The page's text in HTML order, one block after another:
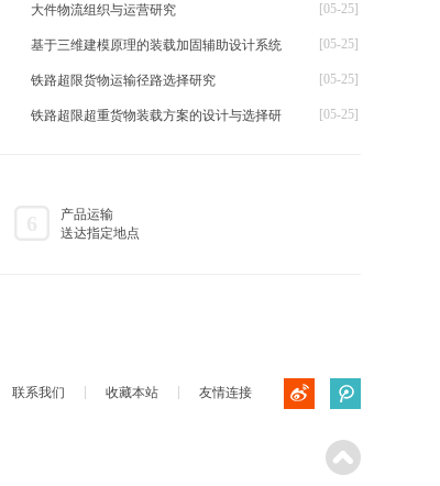
[05-25]
大件物流组织与运营研究
[05-25]
基于三维建模原理的装载加固辅助设计系统
[05-25]
铁路超限货物运输径路选择研究
[05-25]
铁路超限超重货物装载方案的设计与选择研
产品运输
送达指定地点
联系我们 收藏本站 友情连接